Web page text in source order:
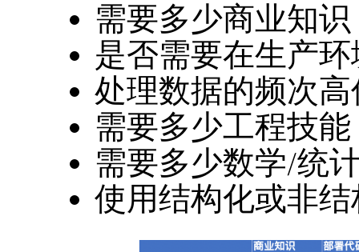
需要多少商业知识
是否需要在生产
处理数据的频次
需要多少工程技能
需要多少数学/统
使用结构化或非